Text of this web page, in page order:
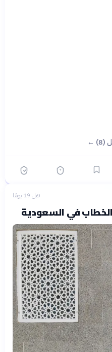
←
قبل 19 يومًا
في السعودية